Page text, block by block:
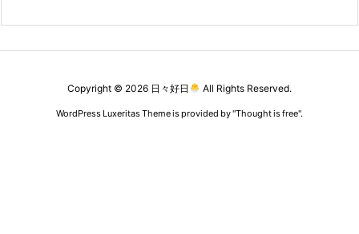
Copyright © 2026 日々好日 All Rights Reserved.
WordPress Luxeritas Theme is provided by "Thought is free".